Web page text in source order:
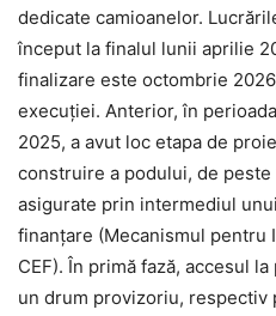
dedicate camioanelor.
început la finalul lunii aprilie
finalizare este octombrie
execuției. Anterior, în
2025, a avut loc etapa de
construire a podului, de
asigurate prin intermediul
finanțare (Mecanismul pentru
CEF). În primă fază, accesul
un drum provizoriu, respectiv